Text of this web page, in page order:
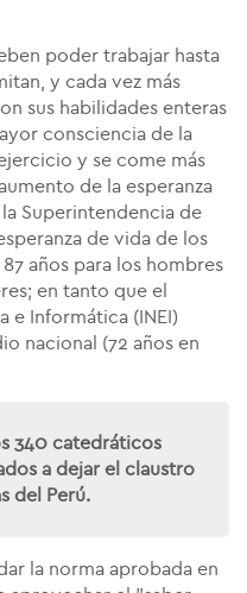
poder trabajar hasta
y cada vez más
sus habilidades enteras
consciencia de la
y se come más
de la esperanza
Superintendencia de
de vida de los
años para los hombres
en tanto que el
e Informática (INEI)
nacional (72 años en
340 catedráticos
a dejar el claustro
del Perú.
la norma aprobada en